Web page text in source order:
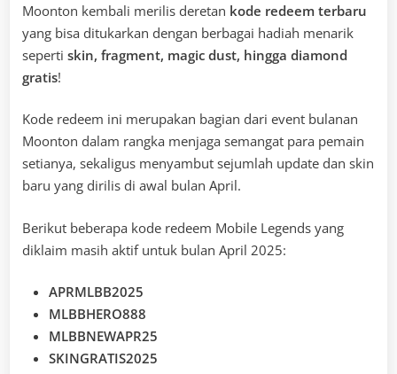
Moonton kembali merilis deretan kode redeem terbaru
yang bisa ditukarkan dengan berbagai hadiah menarik
seperti skin, fragment, magic dust, hingga diamond
gratis!
Kode redeem ini merupakan bagian dari event bulanan
Moonton dalam rangka menjaga semangat para pemain
setianya, sekaligus menyambut sejumlah update dan skin
baru yang dirilis di awal bulan April.
Berikut beberapa kode redeem Mobile Legends yang
diklaim masih aktif untuk bulan April 2025:
APRMLBB2025
MLBBHERO888
MLBBNEWAPR25
SKINGRATIS2025